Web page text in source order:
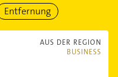
Entfernung
AUS DER REGION
BUSINESS